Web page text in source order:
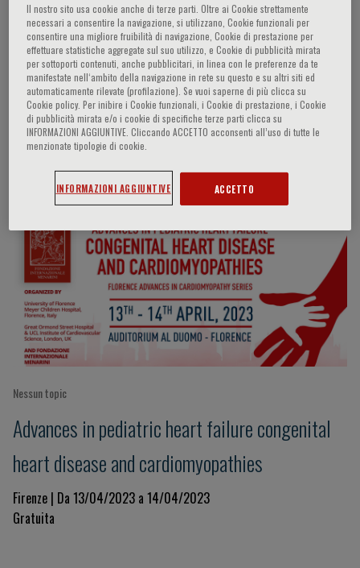
HOME PAGE / CORSI ED EVENTI / RELATORE
Giuseppe Santoro
Partecipazioni del relatore
Nessun topic
Advances in pediatric heart failure congenital
heart disease and cardiomyopathies
Firenze | Da 13/04/2023 a 14/04/2023
Gratuita
Il nostro sito usa cookie anche di terze parti. Oltre ai Cookie strettamente
necessari a consentire la navigazione, si utilizzano, Cookie funzionali per
consentire una migliore fruibilità di navigazione, Cookie di prestazione per
effettuare statistiche aggregate sul suo utilizzo, e Cookie di pubblicità mirata
per sottoporti contenuti, anche pubblicitari, in linea con le preferenze da te
manifestate nell‘ambito della navigazione in rete su questo e su altri siti ed
automaticamente rilevate (profilazione). Se vuoi saperne di più clicca su
Cookie policy. Per inibire i Cookie funzionali, i Cookie di prestazione, i Cookie
di pubblicità mirata e/o i cookie di specifiche terze parti clicca su
INFORMAZIONI AGGIUNTIVE. Cliccando ACCETTO acconsenti all’uso di tutte le
menzionate tipologie di cookie.
INFORMAZIONI AGGIUNTIVE ACCETTO